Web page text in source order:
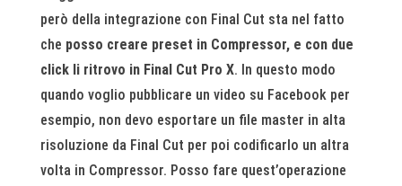
però della integrazione con Final Cut sta nel fatto
che posso creare preset in Compressor, e con due
click li ritrovo in Final Cut Pro X. In questo modo
quando voglio pubblicare un video su Facebook per
esempio, non devo esportare un file master in alta
risoluzione da Final Cut per poi codificarlo un altra
volta in Compressor. Posso fare quest’operazione